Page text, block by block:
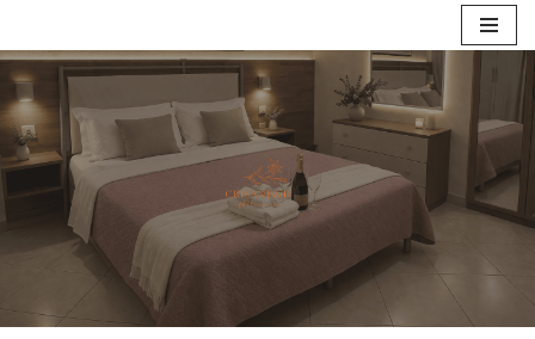
Vai
al
contenuto